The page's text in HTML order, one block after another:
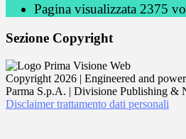
Pagina visualizzata 2375
Sezione Copyright
Copyright 2026 | Engineered and
Parma S.p.A. | Divisione Publishing &
Disclaimer trattamento dati personali